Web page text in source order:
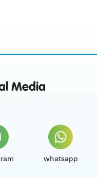
Media
whatsapp